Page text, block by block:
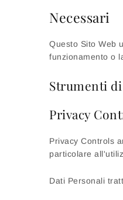
Necessari
Questo Sito Web
funzionamento o
Strumenti
Privacy
Privacy Controls
particolare
Dati Personali